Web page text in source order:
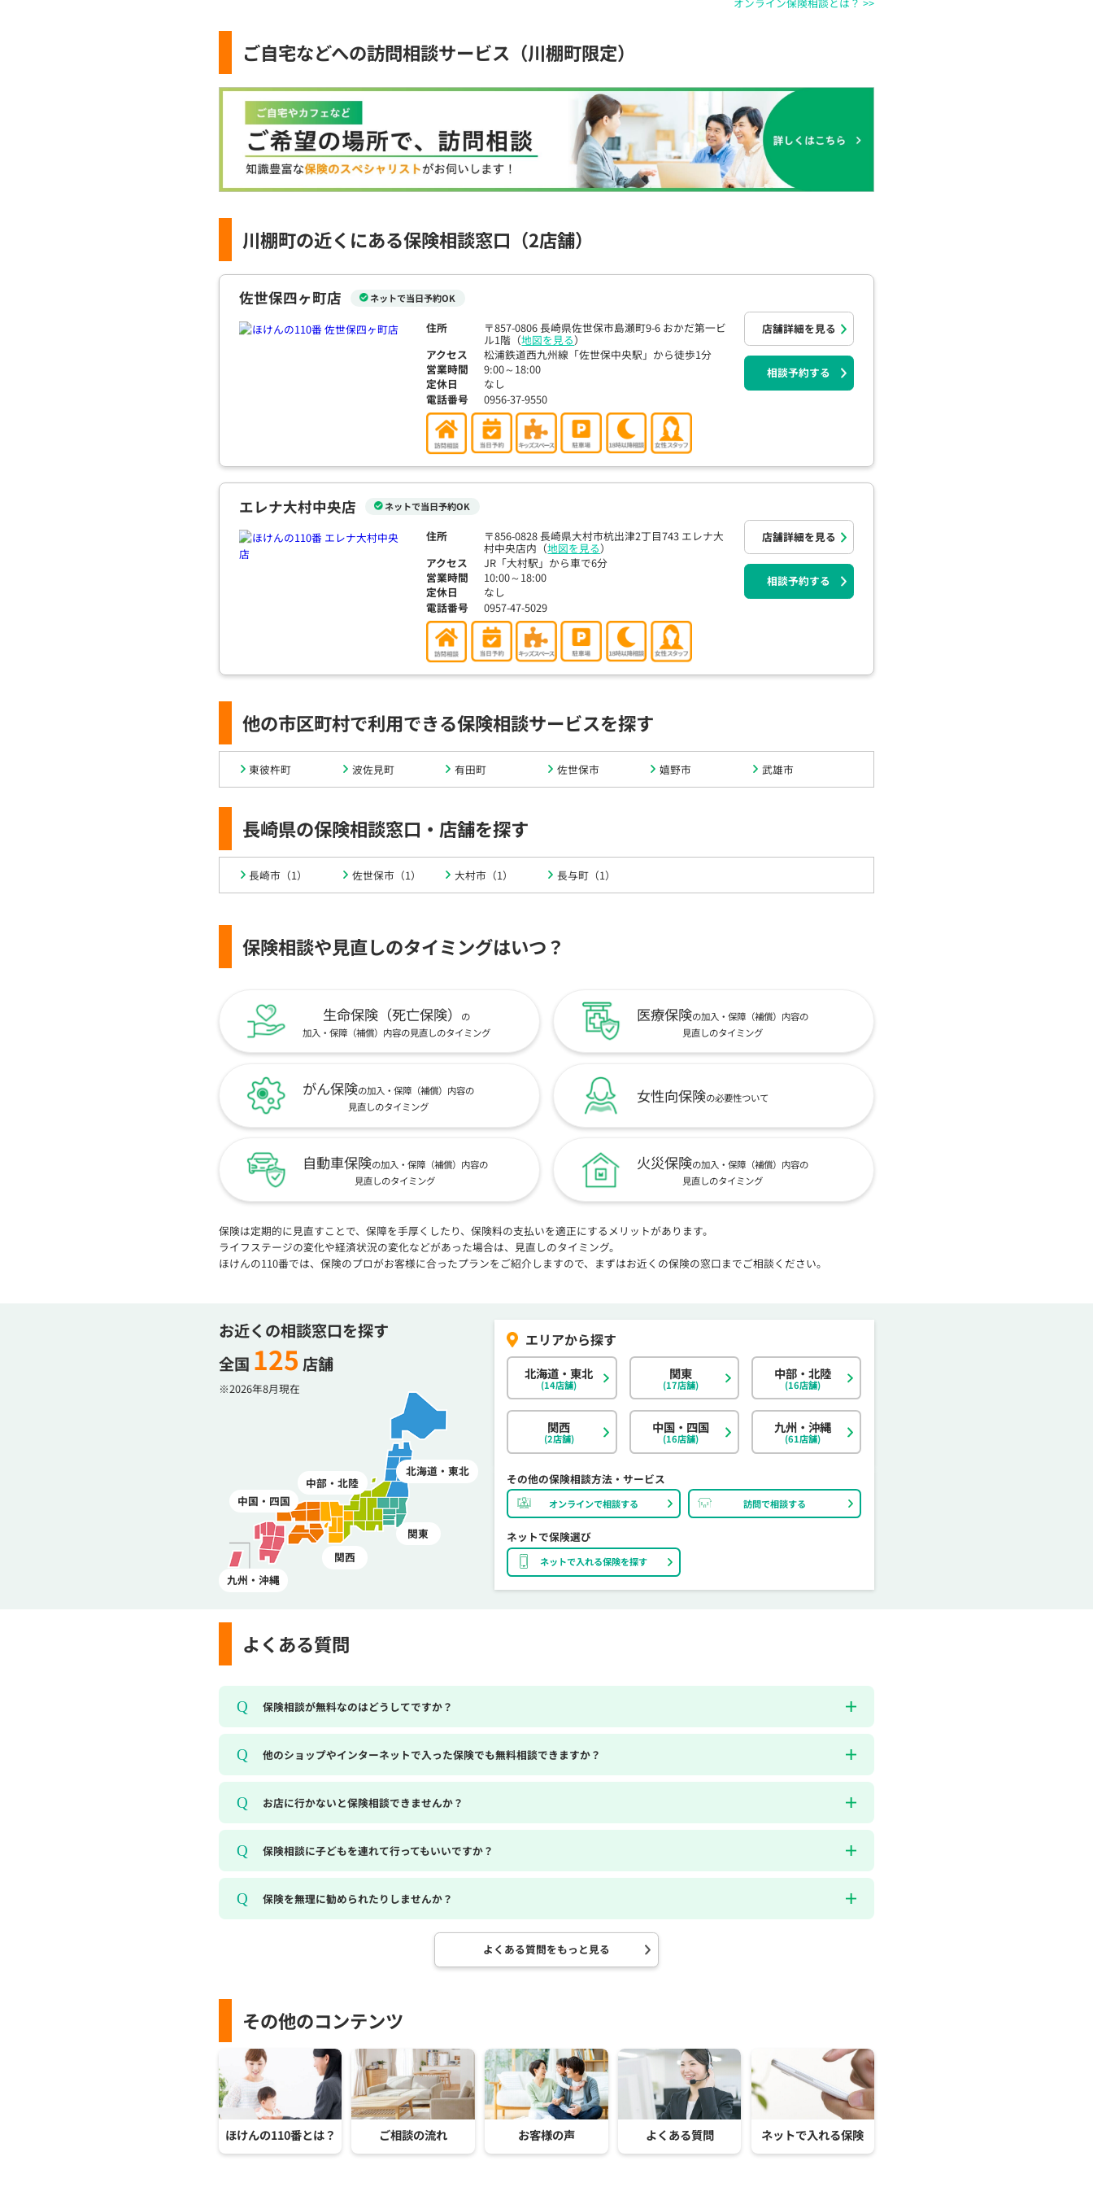
ご自宅などへの訪問相談サービス（川棚町限定）
川棚町の近くにある保険相談窓口 （2店舗）
佐世保四ヶ町店 ネットで当日予約OK
住所 〒857-0806 長崎県佐世保市島瀬町9-6 おかだ第一ビ
ル1階（地図を見る）
アクセス
松浦鉄道西九州線「佐世保中央駅」から徒歩1分
営業時間
9:00～18:00
定休日
なし
電話番号
0956-37-9550
店舗詳細を見る
相談予約する
エレナ大村中央店 ネットで当日予約OK
住所 〒856-0828 長崎県大村市杭出津2丁目743 エレナ大
村中央店内（地図を見る）
アクセス
JR「大村駅」から車で6分
営業時間
10:00～18:00
定休日
なし
電話番号
0957-47-5029
店舗詳細を見る
相談予約する
他の市区町村で利用できる保険相談サービスを探す
東彼杵町 波佐見町 有田町 佐世保市 嬉野市 武雄市
長崎県の保険相談窓口・店舗を探す
長崎市（1） 佐世保市（1） 大村市（1） 長与町（1）
保険相談や見直しのタイミングはいつ？
生命保険（死亡保険）
の
加入・保障（補償）内容の見直しのタイミング
医療保険の加入・保障（補償）内容の
見直しのタイミング
がん保険の加入・保障（補償）内容の
見直しのタイミング
女性向保険の必要性ついて
自動車保険の加入・保障（補償）内容の
見直しのタイミング
火災保険の加入・保障（補償）内容の
見直しのタイミング
保険は定期的に見直すことで、保障を手厚くしたり、保険料の支払いを適正にするメリットがあります。
ライフステージの変化や経済状況の変化などがあった場合は、見直しのタイミング。
ほけんの110番では、保険のプロがお客様に合ったプランをご紹介しますので、まずはお近くの保険の窓口までご相談ください。
その他の保険相談方法・サービス
オンラインで相談する 訪問で相談する
ネットで保険選び
ネットで入れる保険を探す
お近くの相談窓口を探す
全国 125 店舗
北海道・東北
関東
中部・北陸
関西
中国・四国
九州・沖縄
北海道・東北
(14店舗)
関東
(17店舗)
中部・北陸
(16店舗)
関西
(2店舗)
中国・四国
(16店舗)
九州・沖縄
(61店舗)
※2026年8月現在
よくある質問
保険相談が無料なのはどうしてですか？
他のショップやインターネットで入った保険でも無料相談できますか？
お店に行かないと保険相談できませんか？
保険相談に子どもを連れて行ってもいいですか？
保険を無理に勧められたりしませんか？
よくある質問をもっと見る
その他のコンテンツ
ほけんの110番とは？ ご相談の流れ お客様の声 よくある質問 ネットで入れる保険